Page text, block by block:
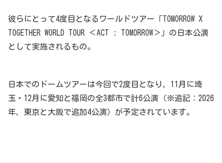
彼らにとって4度目となるワールドツアー「TOMORROW X
TOGETHER WORLD TOUR ＜ACT : TOMORROW＞」の日本公演
として実施されるもの。
日本でのドームツアーは今回で2度目となり、11月に埼
玉・12月に愛知と福岡の全3都市で計6公演（※追記：2026
年、東京と大阪で追加4公演）が予定されています。